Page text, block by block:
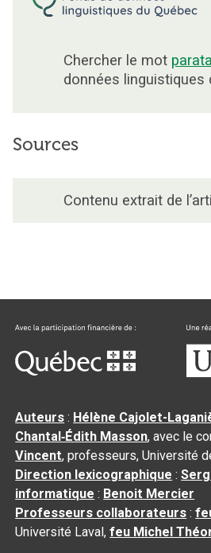
Chercher le mot
données linguistiques
Sources
Contenu extrait de
Auteurs : Hélène Cajolet-
Chantal‑Édith Masson, avec le
Vincent, professeurs, Université
Direction lexicographique :
informatique : Benoit Mercier
Professeurs collaborateurs :
Université Laval,feu Michel